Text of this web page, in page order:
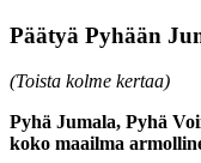
Päätyä Pyhään
(Toista kolme kertaa)
Pyhä Jumala, Pyhä
koko maailma